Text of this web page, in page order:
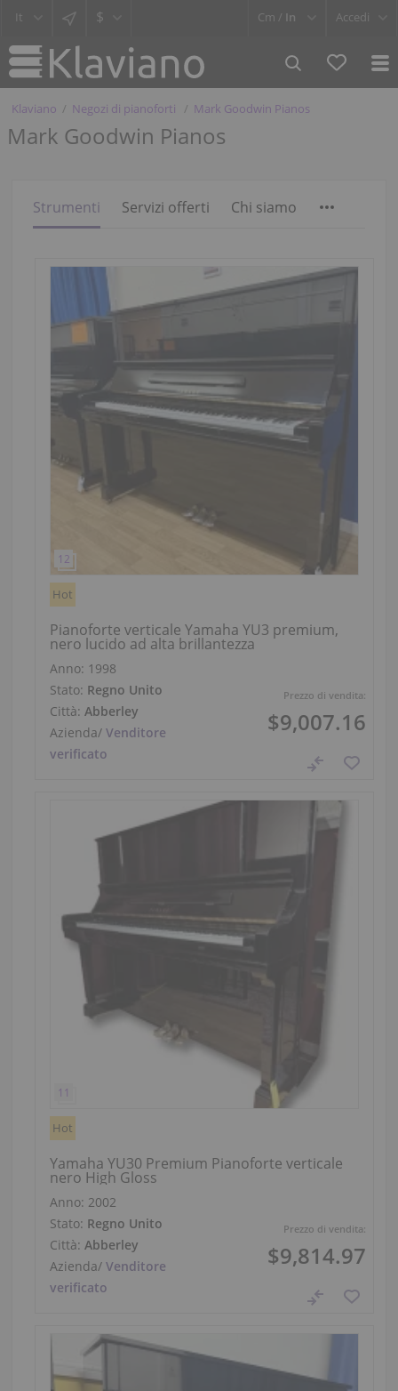
$ Cm / In Accedi
Klaviano Negozi di pianoforti Mark Goodwin Pianos
Mark Goodwin Pianos
Strumenti Servizi offerti Chi siamo
Prezzo di vendita:
$9,007.16
Hot
Pianoforte verticale Yamaha YU3 premium,
nero lucido ad alta brillantezza
Anno: 1998
Stato: Regno Unito
Città:Abberley
Azienda/Venditore
verificato
Prezzo di vendita:
$9,814.97
Hot
Yamaha YU30 Premium Pianoforte verticale
nero High Gloss
Anno: 2002
Stato: Regno Unito
Città:Abberley
Azienda/Venditore
verificato